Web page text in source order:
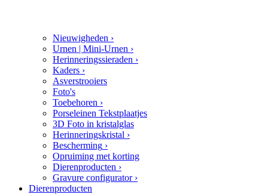
Nieuwigheden ›
Urnen | Mini-Urnen ›
Herinneringssieraden ›
Kaders ›
Asverstrooiers
Foto's
Toebehoren ›
Porseleinen Tekstplaatjes
3D Foto in kristalglas
Herinneringskristal ›
Bescherming ›
Opruiming met korting
Dierenproducten ›
Gravure configurator ›
Dierenproducten